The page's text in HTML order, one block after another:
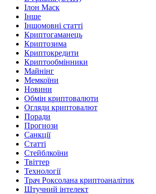
Ілон Маск
Інше
Іншомовні статті
Криптогаманець
Криптозима
Криптокредити
Криптообмінники
Майнінг
Мемкоїни
Новини
Обмін криптовалюти
Огляди криптовалют
Поради
Прогнози
Санкції
Статті
Стейблкоїни
Твіттер
Технології
Трач Роксолана криптоаналітик
Штучний інтелект